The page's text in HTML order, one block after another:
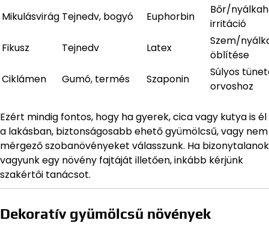
Mikulásvirág Tejnedv, bogyó Euphorbin
Bőr/
irritáció
Fikusz
Tejnedv Latex
Szem/
öblítése
Ciklámen
Gumó, termés Szaponin
Súlyos
orvoshoz
Ezért mindig fontos, hogy ha gyerek, cica vagy kutya is él
a lakásban, biztonságosabb ehető gyümölcsű, vagy nem
mérgező szobanövényeket válasszunk. Ha bizonytalanok
vagyunk egy növény fajtáját illetően, inkább kérjünk
szakértői tanácsot.
Dekoratív gyümölcsű növények